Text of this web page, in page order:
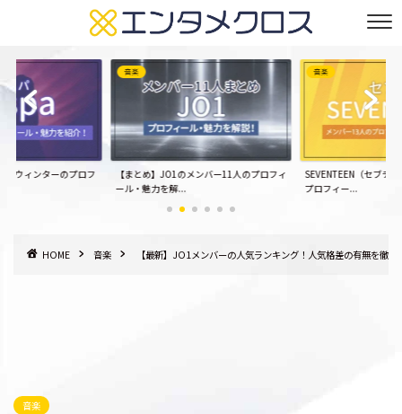
】ウィンターのプロフ
音楽
【まとめ】JO1のメンバー11人のプロフィ
ール・魅力を解...
音楽
SEVENTEEN（セブチ
プロフィー...
HOME 音楽 【最新】JO1メンバーの人気ランキング！人気格差の有無を徹底
音楽